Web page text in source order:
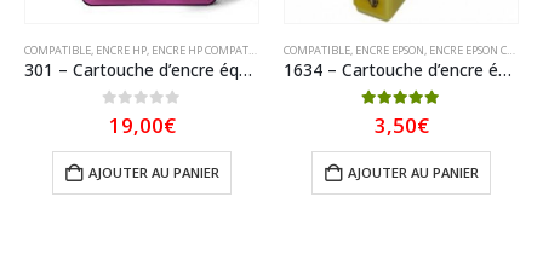
COMPATIBLE, ENCRE HP, ENCRE HP COMPATIBLE
301 – Cartouche d’encre équivalent HP 301XL compatible CH564EE (HP301) TRICOLOR XL
sur 5
19,00€
AJOUTER AU PANIER
COMPATIBLE, ENCRE EPSON, ENCRE EPSON COMPATIBLE
1634 – Cartouche d’encre équivalent EPSON T1634 compatible « Stylo plume » Jaune XL
5.00 sur 5
3,50€
AJOUTER AU PANIER